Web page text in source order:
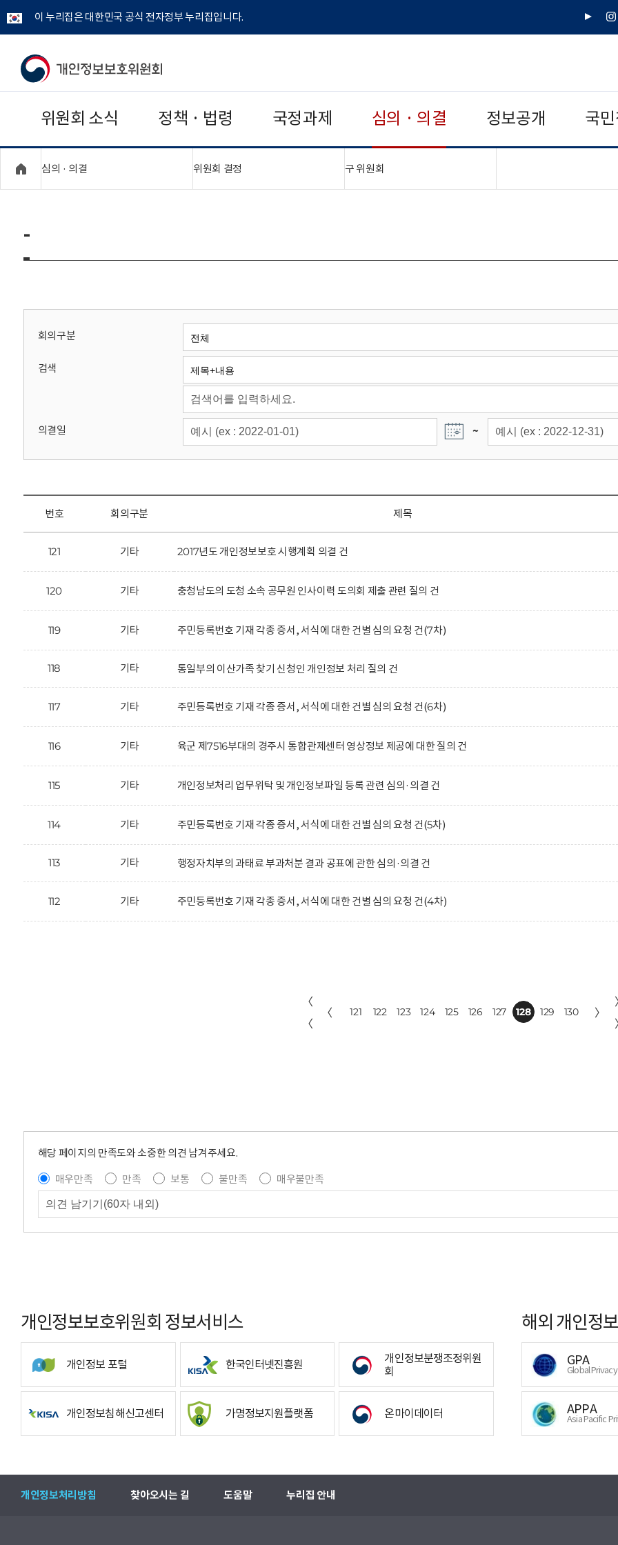
이 누리집은 대한민국 공식 전자정부 누리집입니다.
유
인
개
보
보
위
회
위원회 소식 정책 · 법령 국정과제 심의 · 의결 정보공개 국
심의 · 의결 위원회 결정 구 위원회
-
회의구분
검색
의결일 ~
번호 회의구분 제목
121 기타 2017년도 개인정보보호 시행계획 의결 건
120 기타 충청남도의 도청 소속 공무원 인사이력 도의회 제출 관련 질의 건
119 기타 주민등록번호 기재 각종 증서, 서식에 대한 건별 심의 요청 건(7차)
118 기타 통일부의 이산가족 찾기 신청인 개인정보 처리 질의 건
117 기타 주민등록번호 기재 각종 증서, 서식에 대한 건별 심의 요청 건(6차)
116 기타 육군 제7516부대의 경주시 통합관제센터 영상정보 제공에 대한 질의 건
115 기타 개인정보처리 업무위탁 및 개인정보파일 등록 관련 심의·의결 건
114 기타 주민등록번호 기재 각종 증서, 서식에 대한 건별 심의 요청 건(5차)
113 기타 행정자치부의 과태료 부과처분 결과 공표에 관한 심의·의결 건
112 기타 주민등록번호 기재 각종 증서, 서식에 대한 건별 심의 요청 건(4차)
〈
〈
〈 121 122 123 124 125 126 127 128 129 130 〉
해당 페이지의 만족도와 소중한 의견 남겨주세요.
매우만족
만족 보통 불만족
매우불만족
개인정보보호위원회 정보서비스
개인정보 포털 한국인터넷진흥원
개인정보분쟁조정위원
회
개인정보침해신고센터 가명정보지원플랫폼 온마이데이터
해외 개인정
GPA
Global
APPA
Asia Pacific
개인정보처리방침 찾아오시는 길 도움말 누리집 안내